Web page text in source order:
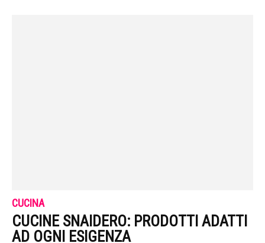
CUCINA
CUCINE SNAIDERO: PRODOTTI ADATTI
AD OGNI ESIGENZA